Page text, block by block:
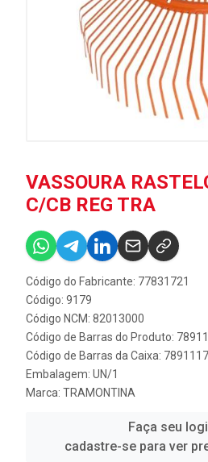
VASSOURA
C/CB REG TRA
Código do Fabricante: 77831721
Código: 9179
Código NCM: 82013000
Código de Barras do Produto:
Código de Barras da Caixa:
Embalagem: UN/1
Marca: TRAMONTINA
Faça seu
cadastre-se para ver